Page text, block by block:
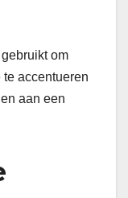
om
accentueren
aan een